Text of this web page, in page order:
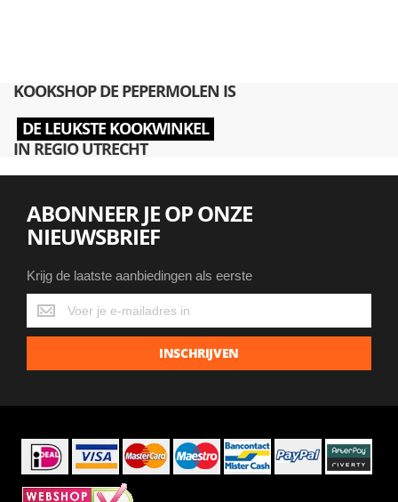
KOOKSHOP DE PEPERMOLEN IS
DE LEUKSTE KOOKWINKEL
IN REGIO UTRECHT
ABONNEER JE OP ONZE
NIEUWSBRIEF
Krijg de laatste aanbiedingen als eerste
Krijg
de
laatste
INSCHRIJVEN